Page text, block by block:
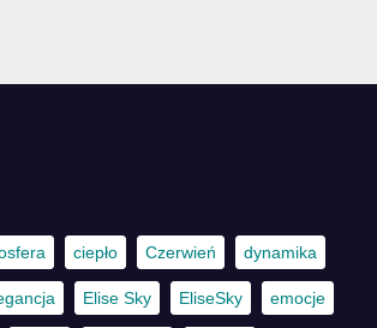
ciepło Czerwień dynamika
Elise Sky EliseSky emocje